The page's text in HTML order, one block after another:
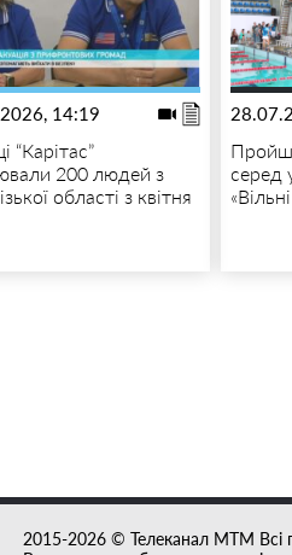
14:19
“Карітас”
200 людей з
області з квітня
серед
2015-2026 © Телеканал MTM Всі